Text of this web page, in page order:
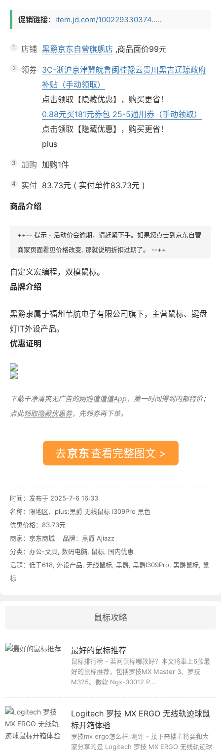
促销链接： item.jd.com/100229330374.....
1 店铺 黑爵京东自营旗舰店 ,商品面价99元
2 领券 3C-浙沪京津冀皖鲁闽桂豫云贵川黑吉辽琼政府
补贴（手动领取）
点击领取【隐藏优惠】，购买更省！
0.88元买181元券包 25-5通用券（手动领取）
点击领取【隐藏优惠】，购买更省！
plus
3 加购 加购1件
4 实付 83.73元 ( 实付单件83.73元 )
商品介绍
++-- 提示 - 活动价会逾期，请赶紧下手。如果您点击到京东自营
商家页面看见价格改变, 那就说明折扣过期了。 --++
自定义宏编程，双模鼠标。
品牌介绍
黑爵隶属于福州苇航电子有限公司旗下，主营鼠标、键盘
灯IT外设产品。
优惠证明
下载干净清爽无广告的网购值值值App ，第一时间得到内部特价；
点此领取隐藏优惠券，先领券再下单。
去 查看完整图文 >
时间：发布于 2025-7-6 16:33
名称： 限地区、plus:黑爵 无线鼠标 I309Pro 黑色
优惠价格： 83.73元
商家： 京东商城 品牌： 黑爵 Ajiazz
分类： 办公-文具, 数码电脑, 鼠标, 国内优惠
话题： 低于618, 外设产品, 无线鼠标, 黑爵, 黑爵I309Pro, 黑爵鼠标, 鼠
标
鼠标攻略
最好的鼠标推荐
鼠标排行榜 - 若问鼠标哪款好？本文将奉上6款最
好的鼠标推荐，包括罗技MX Master 3、罗技
M325、微软 Ngx-00012 P...
Logitech 罗技 MX ERGO 无线轨迹球鼠
标开箱体验
罗技mx ergo怎么样_测评 - 接下来楼主将要和大
家分享的是 Logitech 罗技 MX ERGO 无线轨迹球